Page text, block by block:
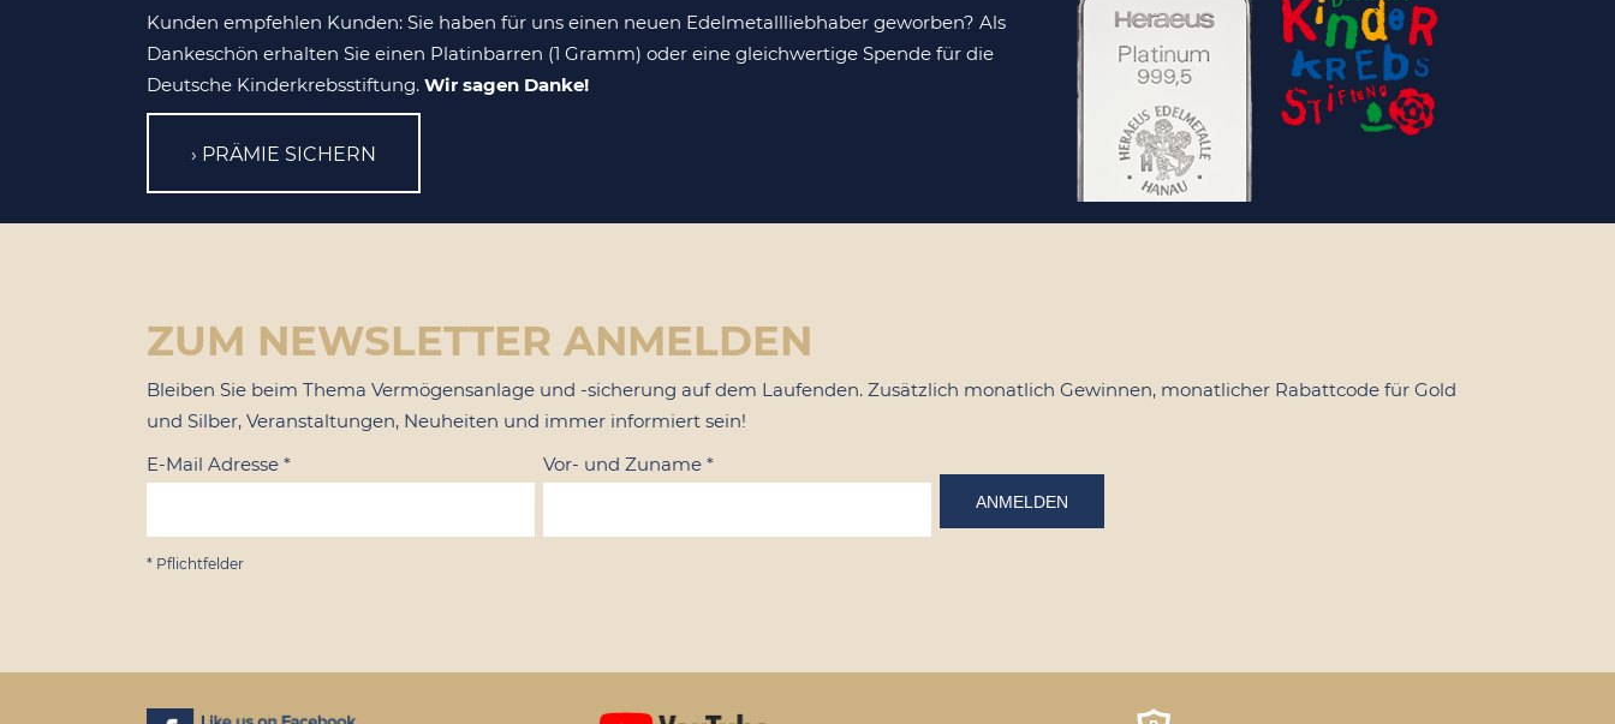
Kunden empfehlen Kunden: Sie haben für uns einen neuen Edelmetallliebhaber geworben? Als
Dankeschön erhalten Sie einen Platinbarren (1 Gramm) oder eine gleichwertige Spende für die
Deutsche Kinderkrebsstiftung. Wir sagen Danke!
PRÄMIE SICHERN
ZUM NEWSLETTER ANMELDEN
Bleiben Sie beim Thema Vermögensanlage und -sicherung auf dem Laufenden. Zusätzlich monatlich Gewinnen, monatlicher Rabattcode für Gold
und Silber, Veranstaltungen, Neuheiten und immer informiert sein!
E-Mail Adresse * Vor- und Zuname *
* Pflichtfelder